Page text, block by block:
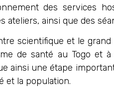
des services
ateliers, ainsi que des
scientifique et le
de santé au Togo et
ainsi une étape
et la population.